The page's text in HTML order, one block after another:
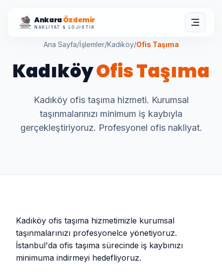
AnkaraÖzdemir
NAKLIYAT & LOJISTIK
Ana Sayfa/İşlemler/Kadıköy/Ofis Taşıma
KadıköyOfis Taşıma
Kadıköy ofis taşıma hizmeti. Kurumsal
taşınmalarınızı minimum iş kaybıyla
gerçekleştiriyoruz. Profesyonel ofis nakliyat.
Kadıköy ofis taşıma hizmetimizle kurumsal
taşınmalarınızı profesyonelce yönetiyoruz.
İstanbul'da ofis taşıma sürecinde iş kaybınızı
minimuma indirmeyi hedefliyoruz.